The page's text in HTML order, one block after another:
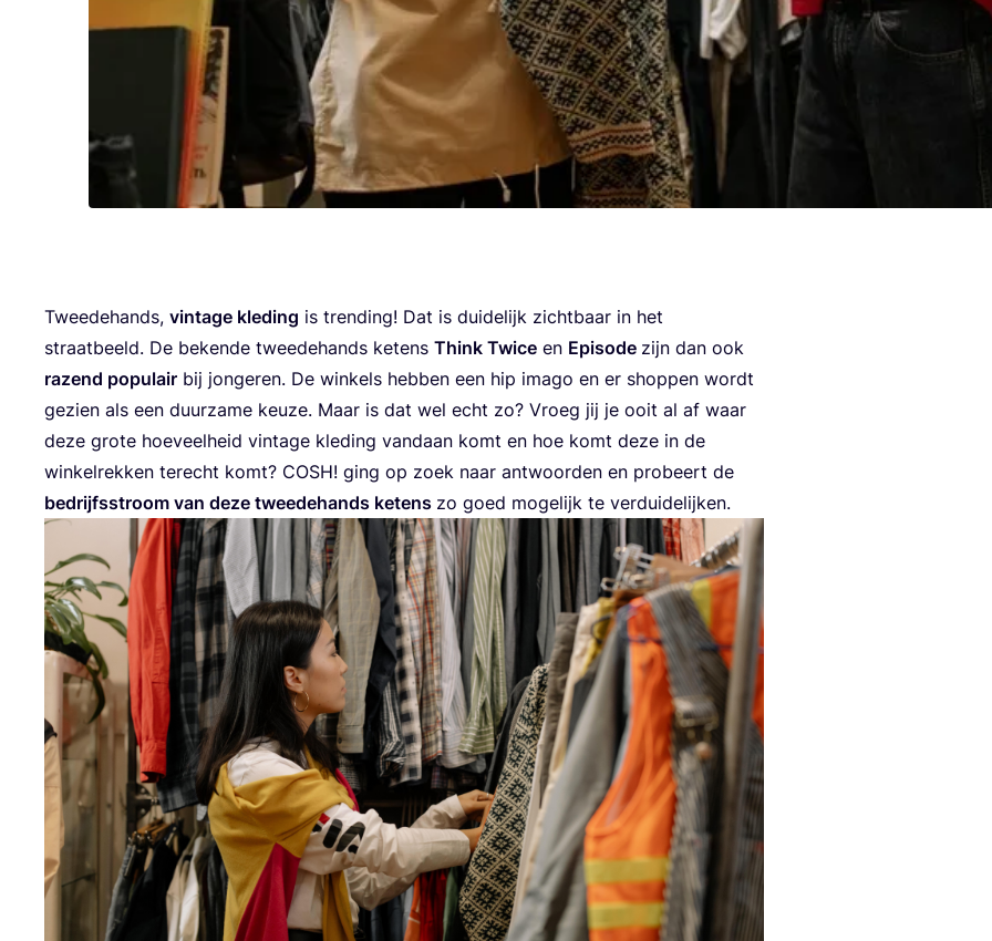
Twee­de­hands, vin­ta­ge kle­ding is tren­ding! Dat is dui­de­lijk zicht­baar in het
straat­beeld. De beken­de twee­de­hands ketens Think Twi­ce en Epi­so­de zijn dan ook
razend popu­lair bij jon­ge­ren. De win­kels heb­ben een hip ima­go en er shop­pen wordt
gezien als een duur­za­me keu­ze. Maar is dat wel echt zo? Vroeg jij je ooit al af waar
deze gro­te hoe­veel­heid vin­ta­ge kle­ding van­daan komt en hoe komt deze in de
win­kel­rek­ken terecht komt? COSH! ging op zoek naar ant­woor­den en pro­beert de
bedrijfs­stroom van deze twee­de­hands ketens zo goed moge­lijk te verduidelijken.